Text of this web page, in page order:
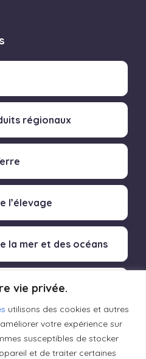
vie privée.
utilisons des cookies et autres
votre expérience sur
susceptibles de stocker
et de traiter certaines
régionaux
l’élevage
la mer et des océans
artisanaux